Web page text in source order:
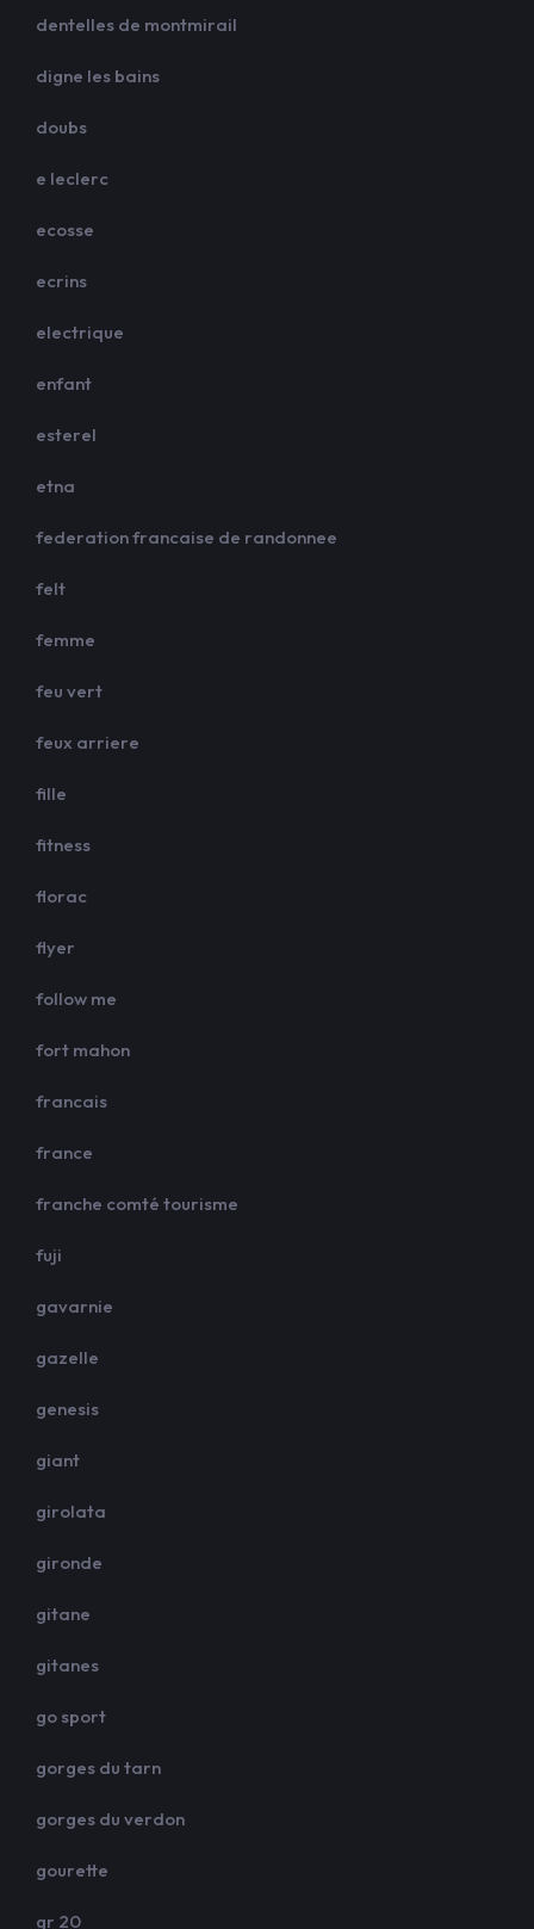
dentelles de montmirail
digne les bains
doubs
e leclerc
ecosse
ecrins
electrique
enfant
esterel
etna
federation francaise de randonnee
felt
femme
feu vert
feux arriere
fille
fitness
florac
flyer
follow me
fort mahon
francais
france
franche comté tourisme
fuji
gavarnie
gazelle
genesis
giant
girolata
gironde
gitane
gitanes
go sport
gorges du tarn
gorges du verdon
gourette
gr 20